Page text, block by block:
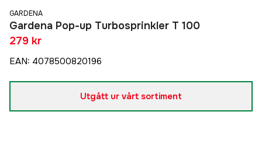
GARDENA
Gardena Pop-up Turbosprinkler T 100
279 kr
EAN: 4078500820196
Utgått ur vårt sortiment